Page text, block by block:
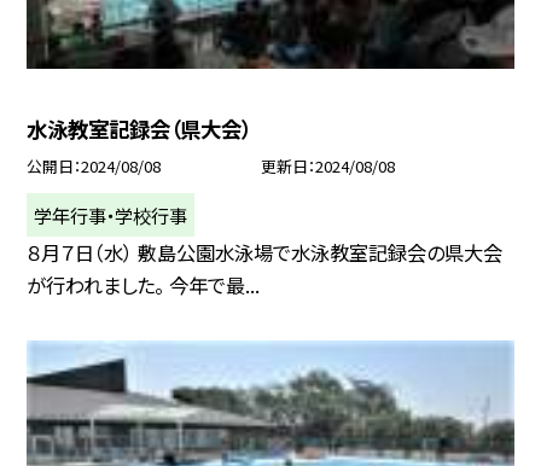
水泳教室記録会（県大会）
公開日 2024/08/08 更新日 2024/08/08
学年行事・学校行事
８月７日（水） 敷島公園水泳場で水泳教室記録会の県大会
が行われました。 今年で最...